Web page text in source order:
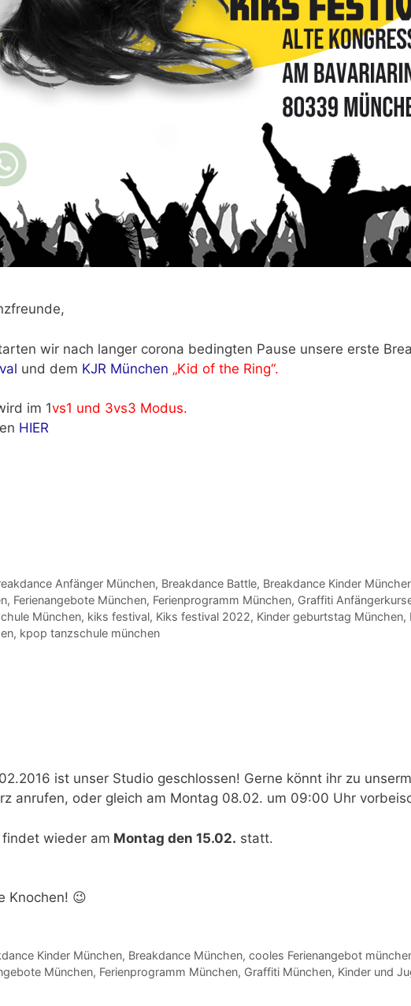
wir nach langer corona bedingten Pause unsere erste
und dem KJR München „Kid of the Ring“.
im 1vs1 und 3vs3 Modus.
HIER
Anfänger München, Breakdance Battle, Breakdance Kinder
, Ferienangebote München, Ferienprogramm München, Graffiti
München, kiks festival, Kiks festival 2022, Kinder geburtstag München,
, kpop tanzschule münchen
ist unser Studio geschlossen! Gerne könnt ihr zu unserm
anrufen, oder gleich am Montag 08.02. um 09:00 Uhr
wieder am Montag den 15.02. statt.
Knochen! 😉
Kinder München, Breakdance München, cooles Ferienangebot
München, Ferienprogramm München, Graffiti München, Kinder und